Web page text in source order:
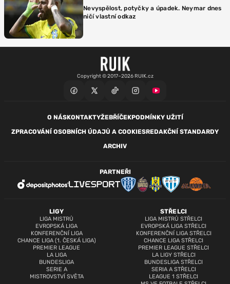
Nevyspělost, potyčky a úpadek. Neymar dnes
ničí vlastní odkaz
Copyright © 2017–2026 RUIK.cz
O NÁSKONTAKTYŽEBŘÍČEKPODMÍNKY UŽITÍ
ZPRACOVÁNÍ OSOBNÍCH ÚDAJŮ A COOKIESREDAKČNÍ STANDARDY
ARCHIV
LIGY
LIGA MISTRŮ
EVROPSKÁ LIGA
KONFERENČNÍ LIGA
CHANCE LIGA (1. ČESKÁ LIGA)
PREMIER LEAGUE
LA LIGA
BUNDESLIGA
SERIE A
MISTROVSTVÍ SVĚTA
STŘELCI
LIGA MISTRŮ STŘELCI
EVROPSKÁ LIGA STŘELCI
KONFERENČNÍ LIGA STŘELCI
CHANCE LIGA STŘELCI
PREMIER LEAGUE STŘELCI
LA LIGY STŘELCI
BUNDESLIGA STŘELCI
SERIA A STŘELCI
LEAGUE 1 STŘELCI
PARTNEŘI